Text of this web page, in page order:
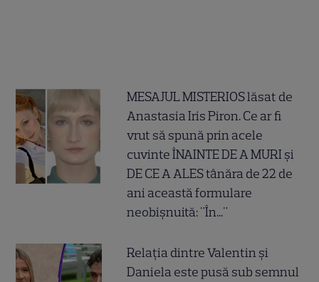
MESAJUL MISTERIOS lăsat de
Anastasia Iris Piron. Ce ar fi
vrut să spună prin acele
cuvinte ÎNAINTE DE A MURI și
DE CE A ALES tânăra de 22 de
ani această formulare
neobișnuită: "În..."
Relația dintre Valentin și
Daniela este pusă sub semnul